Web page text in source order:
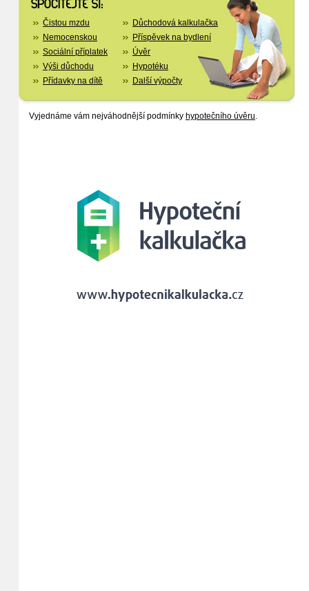
Čistou mzdu
Nemocenskou
Sociální příplatek
Výši důchodu
Přídavky na dítě
Důchodová kalkulačka
Příspěvek na bydlení
Úvěr
Hypotéku
Další výpočty
Vyjednáme vám nejváhodnější podmínky hypotečního úvěru.